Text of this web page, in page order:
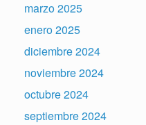
marzo 2025
enero 2025
diciembre 2024
noviembre 2024
octubre 2024
septiembre 2024